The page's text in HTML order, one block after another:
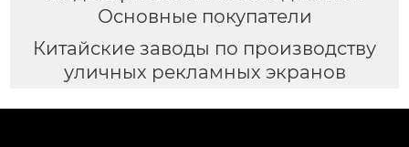
Основные покупатели
Китайские заводы по производству
уличных рекламных экранов